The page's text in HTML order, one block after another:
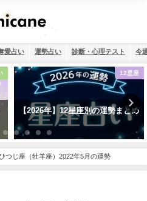
愛占い 運勢占い 診断・心理テスト 今
復縁
タロット占い・元彼の今の私に対
する気持ちは？どう思ってる？
つじ座（牡羊座）2022年5月の運勢